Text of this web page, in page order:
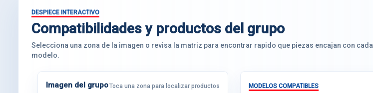
DESPIECE INTERACTIVO
Compatibilidades y productos del grupo
Selecciona una zona de la imagen o revisa la matriz para encontrar rapido que piezas encajan con cada
modelo.
Imagen del grupoToca una zona para localizar productos MODELOS COMPATIBLES